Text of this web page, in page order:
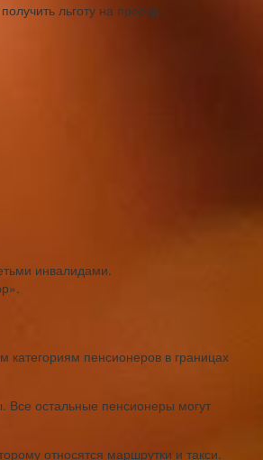
льготу на проезд.
инвалидами.
категориям пенсионеров в границах
Все остальные пенсионеры могут
относятся маршрутки и такси.